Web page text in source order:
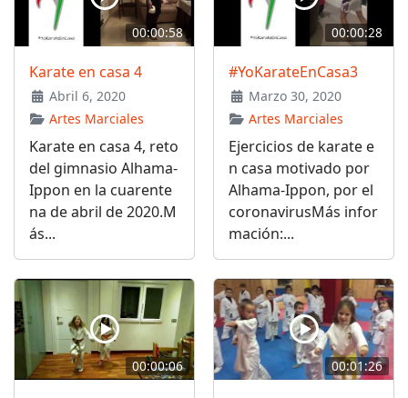
00:00:58
Karate en casa 4
Abril 6, 2020
Artes Marciales
Karate en casa 4, reto
del gimnasio Alhama-
Ippon en la cuarente
na de abril de 2020.M
ás...
00:00:28
#YoKarateEnCasa3
Marzo 30, 2020
Artes Marciales
Ejercicios de karate e
n casa motivado por
Alhama-Ippon, por el
coronavirusMás infor
mación:...
00:00:06 00:01:26